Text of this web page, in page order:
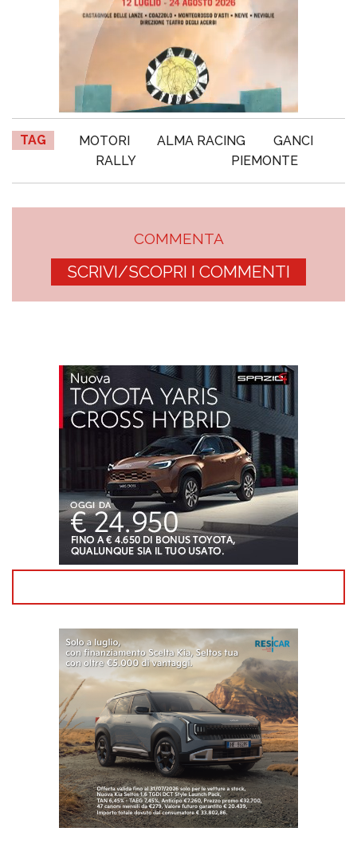
TAG MOTORI ALMA RACING
GANCI
RALLY
PIEMONTE
COMMENTA
SCRIVI/SCOPRI I COMMENTI